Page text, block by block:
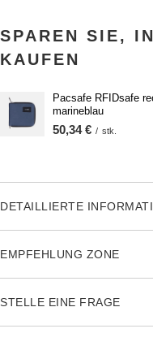
SPAREN SIE,
KAUFEN
Pacsafe RFIDsafe
marineblau
50,34 € / stk.
DETAILLIERTE
EMPFEHLUNG ZONE
STELLE EINE FRAGE